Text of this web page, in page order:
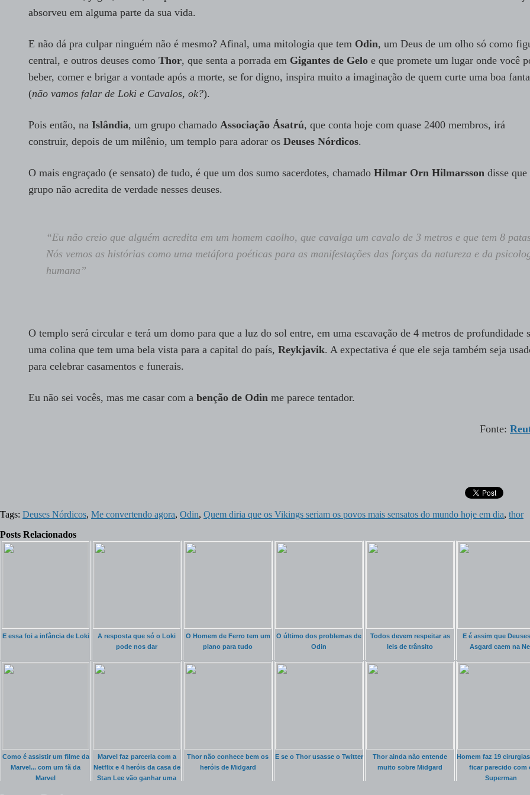
absorveu em alguma parte da sua vida.
E não dá pra culpar ninguém não é mesmo? Afinal, uma mitologia que tem Odin, um Deus de um olho só como
central, e outros deuses como Thor, que senta a porrada em Gigantes de Gelo e que promete um lugar onde você
beber, comer e brigar a vontade após a morte, se for digno, inspira muito a imaginação de quem curte uma boa
(não vamos falar de Loki e Cavalos, ok?).
Pois então, na Islândia, um grupo chamado Associação Ásatrú, que conta hoje com quase 2400 membros, irá
construir, depois de um milênio, um templo para adorar os Deuses Nórdicos.
O mais engraçado (e sensato) de tudo, é que um dos sumo sacerdotes, chamado Hilmar Orn Hilmarsson disse que
grupo não acredita de verdade nesses deuses.
“Eu não creio que alguém acredita em um homem caolho, que cavalga um cavalo de 3 metros e que tem 8
Nós vemos as histórias como uma metáfora poéticas para as manifestações das forças da natureza e da
humana”
O templo será circular e terá um domo para que a luz do sol entre, em uma escavação de 4 metros de profundidade
uma colina que tem uma bela vista para a capital do país, Reykjavik. A expectativa é que ele seja também seja
para celebrar casamentos e funerais.
Eu não sei vocês, mas me casar com a benção de Odin me parece tentador.
Fonte:
Tags: Deuses Nórdicos, Me convertendo agora, Odin, Quem diria que os Vikings seriam os povos mais sensatos do mundo hoje em dia, thor
Posts Relacionados
E essa foi a infância de Loki
A resposta que só o Loki
pode nos dar
O Homem de Ferro tem um
plano para tudo
O último dos problemas de
Odin
Todos devem respeitar as
leis de trânsito
E é assim que
Asgard caem na
Como é assistir um filme da
Marvel... com um fã da
Marvel
Marvel faz parceria com a
Netflix e 4 heróis da casa de
Stan Lee vão ganhar uma
Thor não conhece bem os
heróis de Midgard
E se o Thor usasse o Twitter
Thor ainda não entende
muito sobre Midgard
Homem faz 19
ficar parecido com
Superman